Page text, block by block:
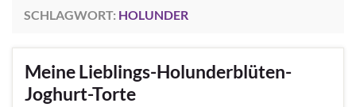
SCHLAGWORT: HOLUNDER
Meine Lieblings-Holunderblüten-
Joghurt-Torte